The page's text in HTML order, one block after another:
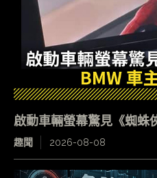
啟動車輛螢幕驚見《蜘蛛
趣聞 2026-08-08